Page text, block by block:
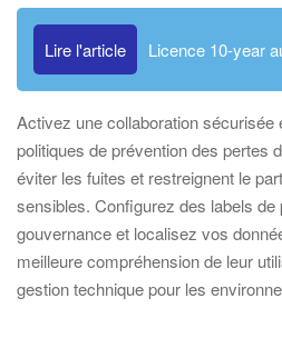
Lire l'article Licence 10-year
Activez une collaboration sécurisée
politiques de prévention des pertes
éviter les fuites et restreignent le
sensibles. Configurez des labels de
gouvernance et localisez vos
meilleure compréhension de leur
gestion technique pour les